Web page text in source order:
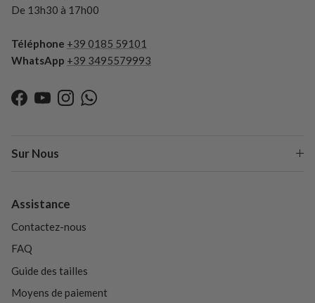
De 13h30 à 17h00
Téléphone +39 0185 59101
WhatsApp +39 3495579993
Facebook
YouTubeInstagramWhatsApp
Sur Nous
Assistance
Contactez-nous
FAQ
Guide des tailles
Moyens de paiement